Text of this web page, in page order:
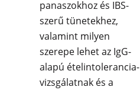
panaszokhoz és IBS-
szerű tünetekhez,
valamint milyen
szerepe lehet az IgG-
alapú ételintolerancia-
vizsgálatnak és a